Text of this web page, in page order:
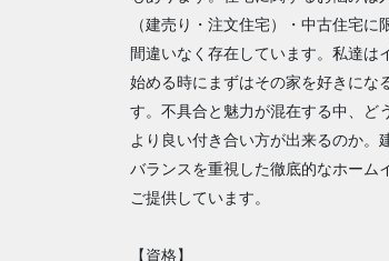
（建売り・注文住宅）・中古住宅に
間違いなく存在しています。私達は
始める時にまずはその家を好きにな
す。不具合と魅力が混在する中、ど
より良い付き合い方が出来るのか。
バランスを重視した徹底的なホーム
ご提供しています。
【資格】